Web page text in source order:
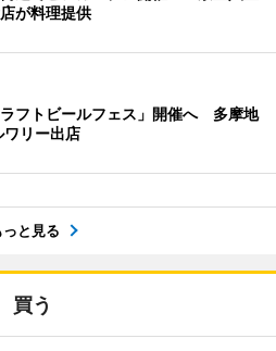
が料理提供
フトビールフェス」開催へ 多摩地
リー出店
っと見る
買う